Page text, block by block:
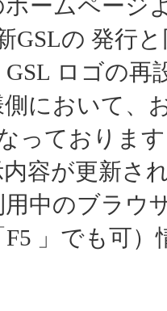
ホームページ
GSLの 発行
GSL ロゴの再
側において、
っておりま
容が更新さ
中のブラウ
F5 」でも可